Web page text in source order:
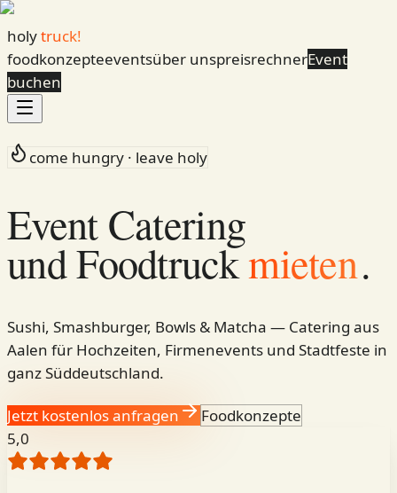
holytruck!
foodkonzepteeventsüber unspreisrechnerEvent
buchen
come hungry · leave holy
Event Catering
und Foodtruckmieten.
Sushi, Smashburger, Bowls & Matcha — Catering aus
Aalen für Hochzeiten, Firmenevents und Stadtfeste in
ganz Süddeutschland.
Jetzt kostenlos anfragen
Foodkonzepte
5,0